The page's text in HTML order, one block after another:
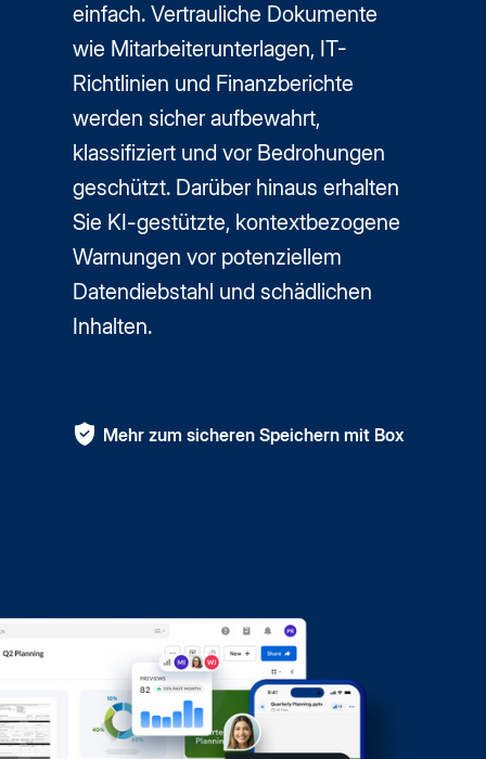
einfach. Vertrauliche Dokumente
wie Mitarbeiterunterlagen, IT-
Richtlinien und Finanzberichte
werden sicher aufbewahrt,
klassifiziert und vor Bedrohungen
geschützt. Darüber hinaus erhalten
Sie KI-gestützte, kontextbezogene
Warnungen vor potenziellem
Datendiebstahl und schädlichen
Inhalten.
Mehr zum sicheren Speichern mit Box